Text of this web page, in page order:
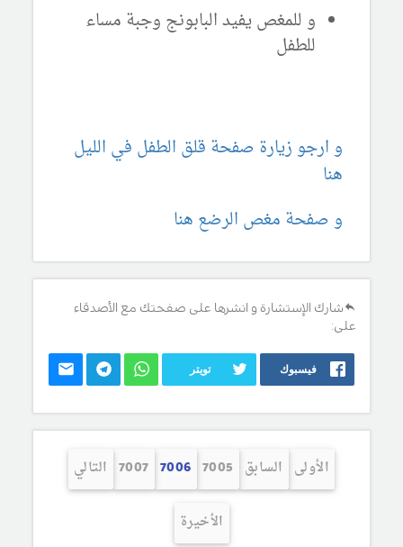
و للمغص يفيد البابونج وجبة مساء
للطفل
و ارجو زيارة صفحة قلق الطفل في الليل
هنا
و صفحة مغص الرضع هنا
شارك الإستشارة و انشرها على صفحتك مع الأصدقاء
على:
فيسبوك تويتر
الأولى السابق 7005
7006
7007 التالي
الأخيرة